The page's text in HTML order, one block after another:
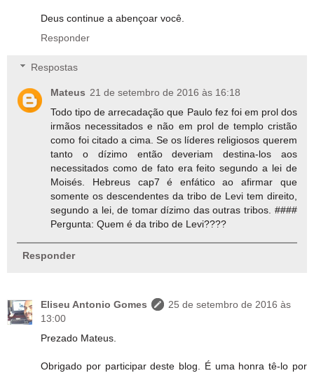
Deus continue a abençoar você.
Responder
Respostas
Mateus 21 de setembro de 2016 às 16:18
Todo tipo de arrecadação que Paulo fez foi em prol dos
irmãos necessitados e não em prol de templo cristão
como foi citado a cima. Se os líderes religiosos querem
tanto o dízimo então deveriam destina-los aos
necessitados como de fato era feito segundo a lei de
Moisés. Hebreus cap7 é enfático ao afirmar que
somente os descendentes da tribo de Levi tem direito,
segundo a lei, de tomar dízimo das outras tribos. ####
Pergunta: Quem é da tribo de Levi????
Responder
Eliseu Antonio Gomes
25 de setembro de 2016 às
13:00
Prezado Mateus.
Obrigado por participar deste blog. É uma honra tê-lo por